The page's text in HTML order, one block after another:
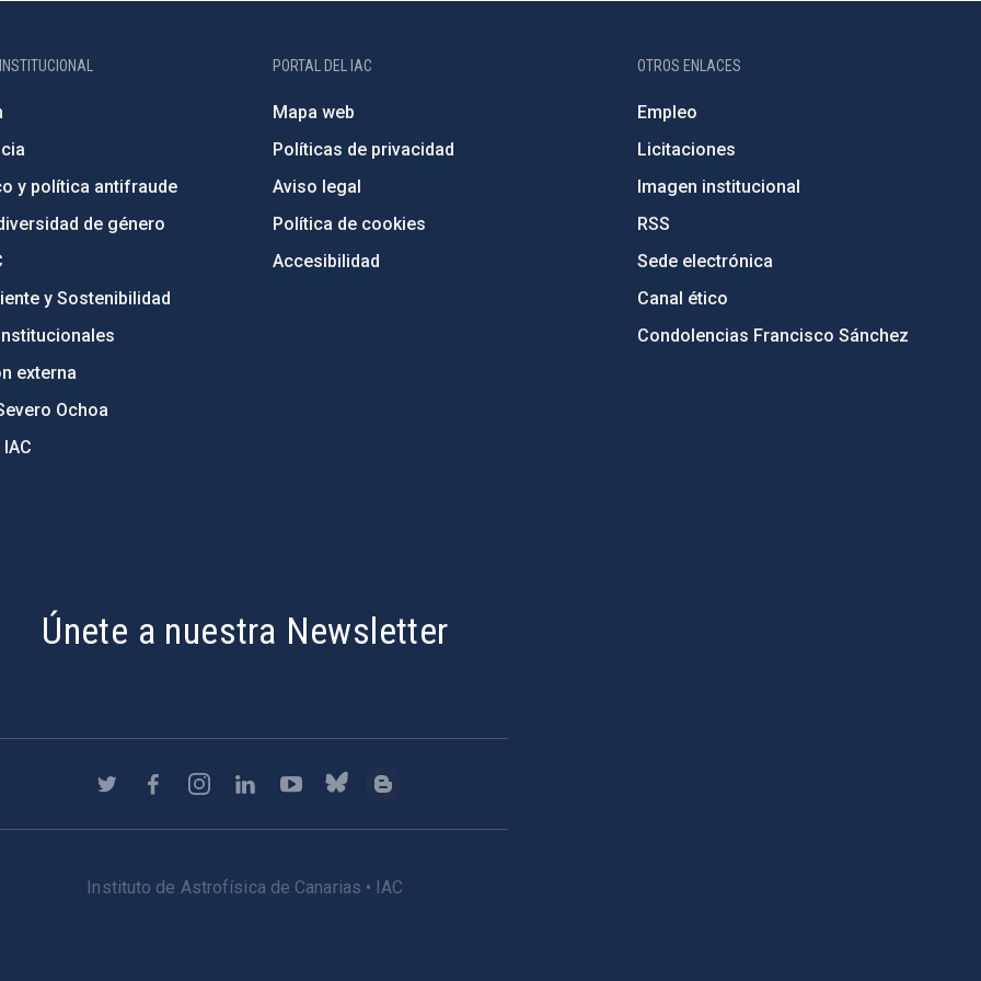
y política antifraude
de género
y Sostenibilidad
externa
Ochoa
PORTAL DEL IAC
Mapa web
Políticas de privacidad
Aviso legal
Política de cookies
Accesibilidad
OTROS ENLACES
Empleo
Licitaciones
Imagen institucional
RSS
Sede electrónica
Canal ético
Condolencias Francisco Sánchez
Únete a nuestra Newsletter
Instituto de Astrofísica de Canarias • IAC